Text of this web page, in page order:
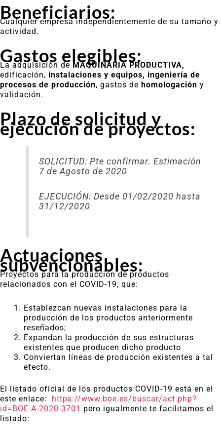
Beneficiarios:
Cualquier empresa independientemente de su tamaño y
actividad.
Gastos elegibles:
La adquisición de MAQUINARIA PRODUCTIVA,
edificación, instalaciones y equipos, ingeniería de
procesos de producción, gastos de homologación y
validación.
Plazo de solicitud y
ejecución de proyectos:
SOLICITUD: Pte confirmar. Estimación
7 de Agosto de 2020
EJECUCIÓN: Desde 01/02/2020 hasta
31/12/2020
Actuaciones
subvencionables:
Proyectos para la producción de productos
relacionados con el COVID-19, que:
Establezcan nuevas instalaciones para la
producción de los productos anteriormente
reseñados;
Expandan la producción de sus estructuras
existentes que producen dicho producto
Conviertan líneas de producción existentes a tal
efecto.
El listado oficial de los productos COVID-19 está en el
este enlace:
https://www.boe.es/buscar/act.php?
id=BOE-A-2020-3701 pero igualmente te facilitamos el
listado: